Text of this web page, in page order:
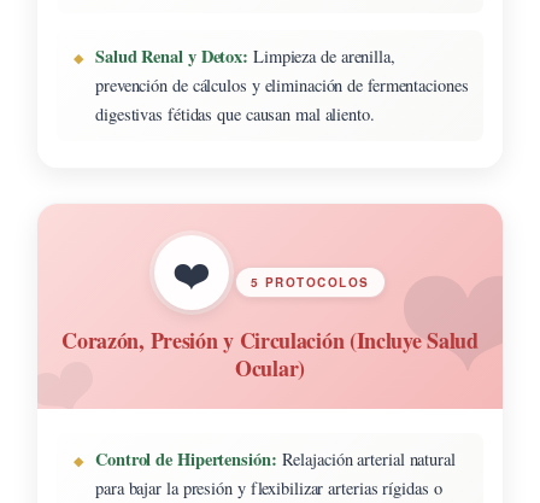
Salud Renal y Detox: Limpieza de arenilla,
prevención de cálculos y eliminación de fermentaciones
digestivas fétidas que causan mal aliento.
❤️ 5 PROTOCOLOS
Corazón, Presión y Circulación (Incluye Salud
Ocular)
Control de Hipertensión: Relajación arterial natural
para bajar la presión y flexibilizar arterias rígidas o